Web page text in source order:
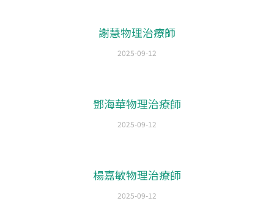
謝慧物理治療師
2025-09-12
鄧海華物理治療師
2025-09-12
楊嘉敏物理治療師
2025-09-12